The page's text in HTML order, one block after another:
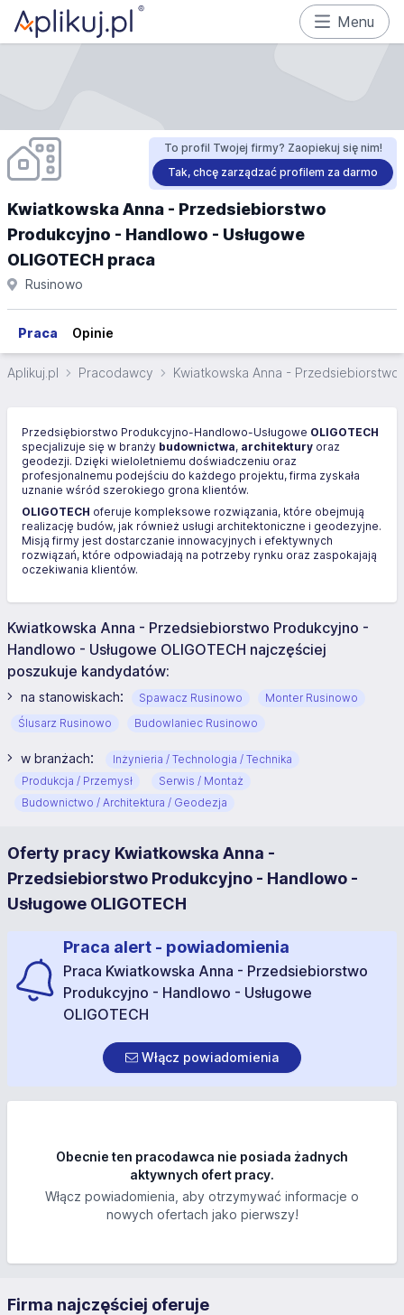
Menu
To profil Twojej firmy? Zaopiekuj się nim!
Tak, chcę zarządzać profilem za darmo
Kwiatkowska Anna - Przedsiebiorstwo
Produkcyjno - Handlowo - Usługowe
OLIGOTECH praca
Rusinowo
Praca Opinie
Aplikuj.pl Pracodawcy Kwiatkowska Anna -
Przedsiębiorstwo Produkcyjno-Handlowo-Usługowe OLIGOTECH
specjalizuje się w branży budownictwa, architektury oraz
geodezji. Dzięki wieloletniemu doświadczeniu oraz
profesjonalnemu podejściu do każdego projektu, firma zyskała
uznanie wśród szerokiego grona klientów.
OLIGOTECH oferuje kompleksowe rozwiązania, które obejmują
realizację budów, jak również usługi architektoniczne i geodezyjne.
Misją firmy jest dostarczanie innowacyjnych i efektywnych
rozwiązań, które odpowiadają na potrzeby rynku oraz zaspokajają
oczekiwania klientów.
Kwiatkowska Anna - Przedsiebiorstwo Produkcyjno -
Handlowo - Usługowe OLIGOTECH najczęściej
poszukuje kandydatów:
na stanowiskach: Spawacz Rusinowo
Monter Rusinowo
Ślusarz Rusinowo
Budowlaniec Rusinowo
w branżach:
Inżynieria / Technologia / Technika
Produkcja / Przemysł
Serwis / Montaż
Budownictwo / Architektura / Geodezja
Oferty pracy Kwiatkowska Anna -
Przedsiebiorstwo Produkcyjno - Handlowo -
Usługowe OLIGOTECH
Praca alert - powiadomienia
Praca Kwiatkowska Anna - Przedsiebiorstwo
Produkcyjno - Handlowo - Usługowe
OLIGOTECH
Włącz powiadomienia
Obecnie ten pracodawca nie posiada żadnych
aktywnych ofert pracy.
Włącz powiadomienia, aby otrzymywać informacje o
nowych ofertach jako pierwszy!
Firma najczęściej oferuje